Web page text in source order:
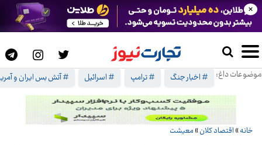
موضوعات داغ: # اخبار جنگ # ترامپ # اسرائیل # آتش بس ایران و
×
خانه» اقتصاد کلان» معیشت